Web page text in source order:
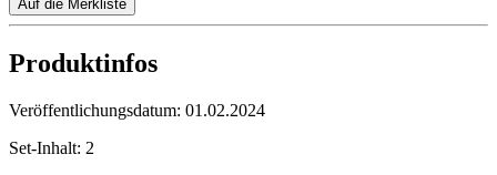
Auf die Merkliste
Produktinfos
Veröffentlichungsdatum: 01.02.2024
Set-Inhalt: 2